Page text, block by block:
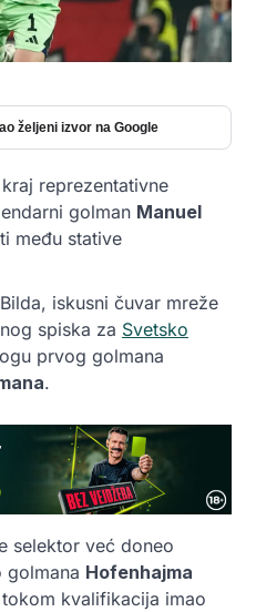
željeni izvor na Google
reprezentativne
golman Manuel
među stative
iskusni čuvar mreže
spiska za Svetsko
prvog golmana
.
selektor već doneo
golmana Hofenhajma
kvalifikacija imao